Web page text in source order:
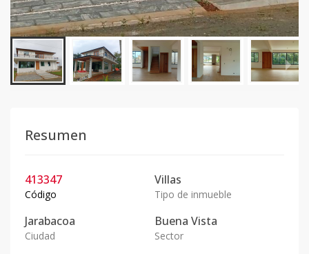
Resumen
413347
Código
Villas
Tipo de inmueble
Jarabacoa
Ciudad
Buena Vista
Sector